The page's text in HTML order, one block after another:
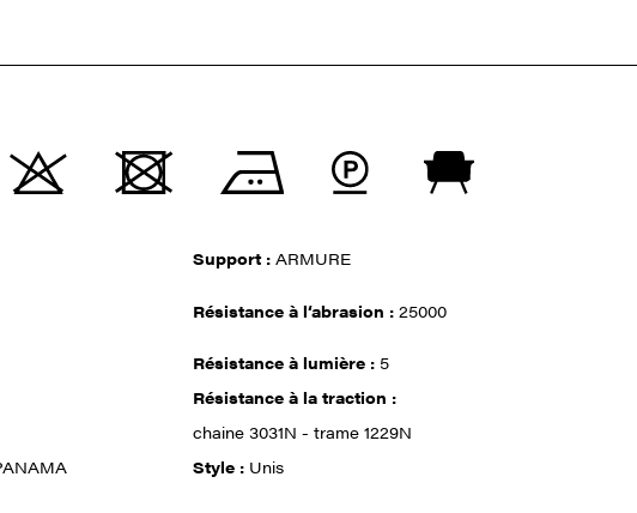
Support :ARMURE
Résistance à l‘abrasion :25000
Résistance à lumière : 5
Résistance à la traction :
chaine 3031N - trame 1229N
Style : Unis